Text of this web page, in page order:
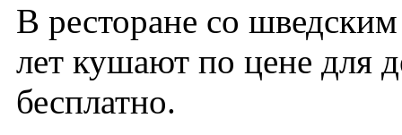
В ресторане со
лет кушают по цене для
бесплатно.